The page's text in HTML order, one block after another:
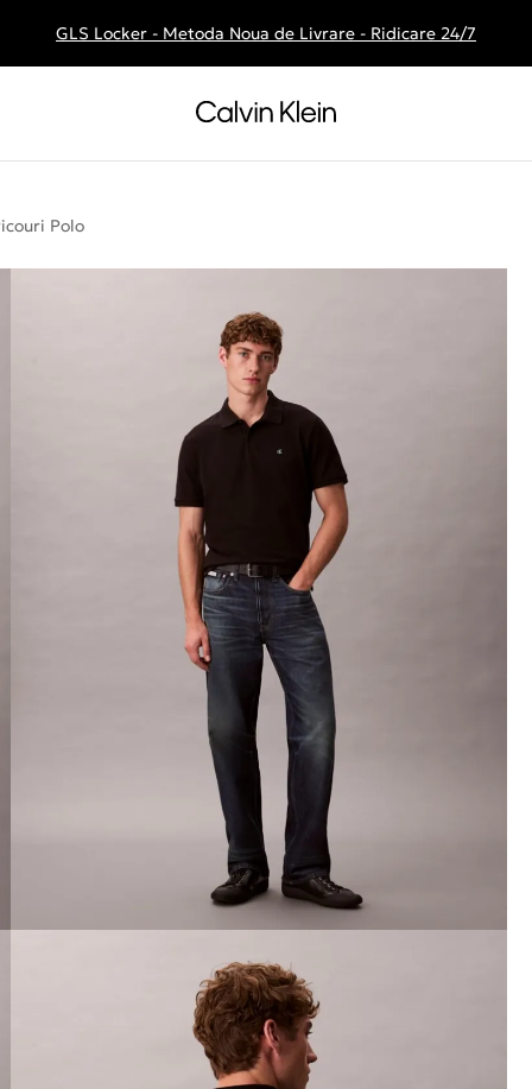
Livrare gratuita la comenzile de peste 250 RON
GLS Locker - Metoda Noua de Livrare - Ridicare 24/7
Polo